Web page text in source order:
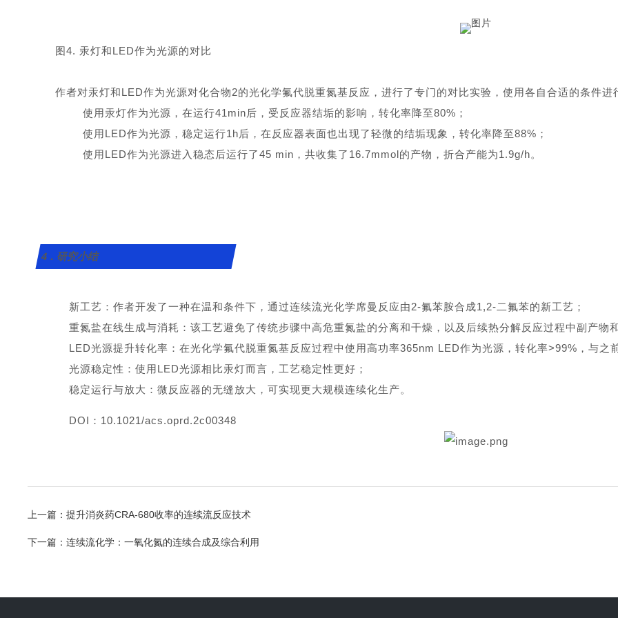
图4. 汞灯和LED作为光源的对比
作者对汞灯和LED作为光源对化合物2的光化学氟代脱重氮基反应，进行了专门的对比实验，使用各自合适的条件进
使用汞灯作为光源，在运行41min后，受反应器结垢的影响，转化率降至80%；
使用LED作为光源，稳定运行1h后，在反应器表面也出现了轻微的结垢现象，转化率降至88%；
使用LED作为光源进入稳态后运行了45 min，共收集了16.7mmol的产物，折合产能为1.9g/h。
4．研究小结
新工艺：作者开发了一种在温和条件下，通过连续流光化学席曼反应由2-氟苯胺合成1,2-二氟苯的新工艺；
重氮盐在线生成与消耗：该工艺避免了传统步骤中高危重氮盐的分离和干燥，以及后续热分解反应过程中副产物
LED光源提升转化率：在光化学氟代脱重氮基反应过程中使用高功率365nm LED作为光源，转化率>99%，与之
光源稳定性：使用LED光源相比汞灯而言，工艺稳定性更好；
稳定运行与放大：微反应器的无缝放大，可实现更大规模连续化生产。
DOI：10.1021/acs.oprd.2c00348
上一篇： 提升消炎药CRA-680收率的连续流反应技术
下一篇： 连续流化学：一氧化氮的连续合成及综合利用